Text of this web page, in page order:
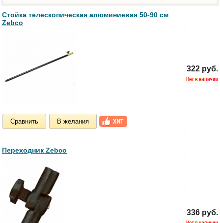
Стойка телескопическая алюминиевая 50-90 см
Zebco
Сравнить В желания
322 руб.
Переходник Zebco
336 руб.